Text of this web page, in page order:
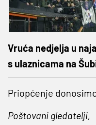
Vruća nedjelja u
s ulaznicama na
Priopćenje
Poštovani gledatelji,